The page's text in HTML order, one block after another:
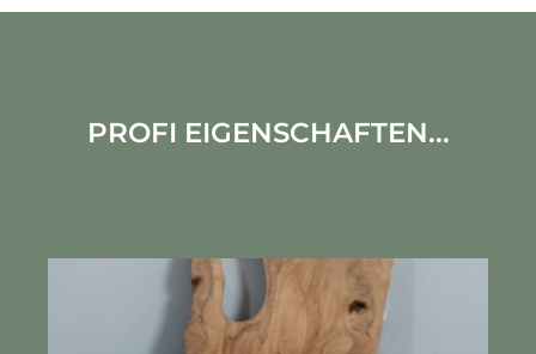
PROFI EIGENSCHAFTEN...